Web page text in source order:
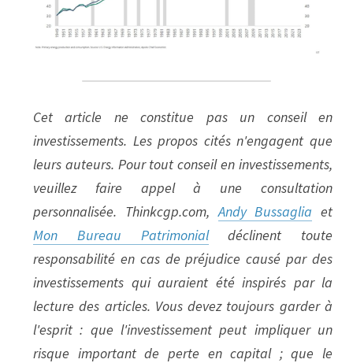
Cet article ne constitue pas un conseil en
investissements. Les propos cités n'engagent que
leurs auteurs. Pour tout conseil en investissements,
veuillez faire appel à une consultation
personnalisée. Thinkcgp.com, Andy Bussaglia
Mon Bureau Patrimonial déclinent toute
responsabilité en cas de préjudice causé par des
investissements qui auraient été inspirés par la
lecture des articles. Vous devez toujours garder à
l'esprit : que l'investissement peut impliquer un
risque important de perte en capital ; que le